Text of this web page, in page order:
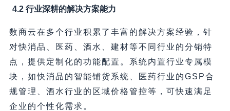
4.2 行业深耕的解决方案能力
数商云在多个行业积累了丰富的解决方案经验，针
对快消品、医药、酒水、建材等不同行业的分销特
点，提供定制化的功能配置。系统内置行业专属模
块，如快消品的智能铺货系统、医药行业的GSP合
规管理、酒水行业的区域价格管控等，可快速满足
企业的个性化需求。